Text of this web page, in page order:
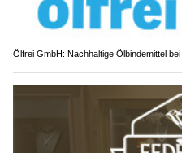
Ölfrei GmbH: Nachhaltige Ölbindemittel